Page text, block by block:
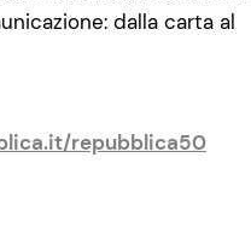
dalla carta al
repubblica50